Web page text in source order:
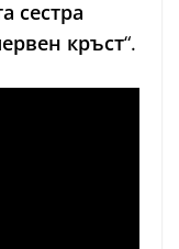
сестра
кръст“.